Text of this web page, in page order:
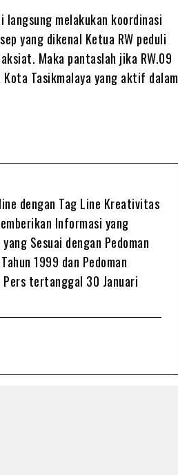
melakukan koordinasi
yang dikenal Ketua RW peduli
Maka pantaslah jika RW.09
Tasikmalaya yang aktif dalam
dengan Tag Line Kreativitas
Informasi yang
Sesuai dengan Pedoman
1999 dan Pedoman
Pers tertanggal 30 Januari